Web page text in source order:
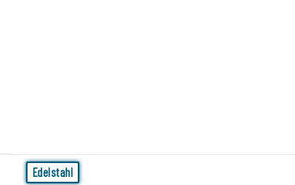
Edelstahl